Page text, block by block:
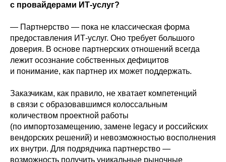
с провайдерами ИТ-услуг?
— Партнерство — пока не классическая форма
предоставления ИТ-услуг. Оно требует большого
доверия. В основе партнерских отношений всегда
лежит осознание собственных дефицитов
и понимание, как партнер их может поддержать.
Заказчикам, как правило, не хватает компетенций
в связи с образовавшимся колоссальным
количеством проектной работы
(по импортозамещению, замене legacy и российских
вендорских решений) и невозможностью восполнения
их внутри. Для подрядчика партнерство —
возможность получить уникальные рыночные